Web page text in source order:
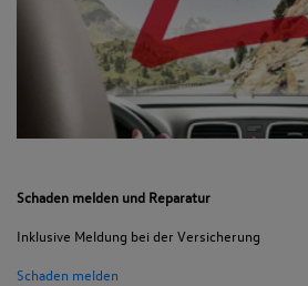
Schaden melden und Reparatur
Inklusive Meldung bei der Versicherung
Schaden melden